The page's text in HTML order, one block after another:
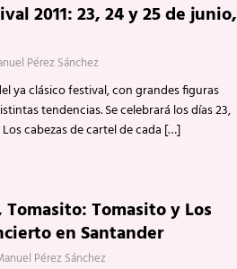
2011: 23, 24 y 25 de junio,
Pérez Sánchez
ya clásico festival, con grandes figuras
tendencias. Se celebrará los días 23,
cabezas de cartel de cada […]
Tomasito y Los
en Santander
Pérez Sánchez